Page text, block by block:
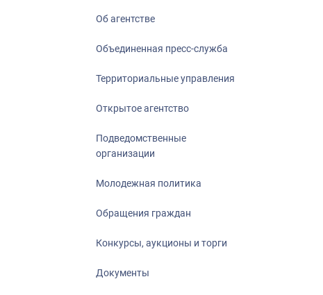
Об агентстве
Объединенная пресс-служба
Территориальные управления
Открытое агентство
Подведомственные
организации
Молодежная политика
Обращения граждан
Конкурсы, аукционы и торги
Документы